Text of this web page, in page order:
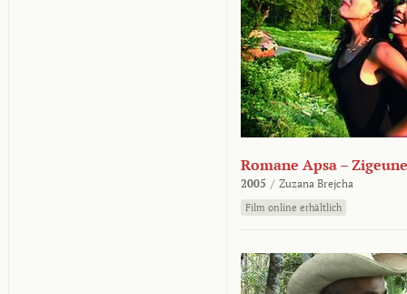
Romane Apsa –
2005 / Zuzana Brejcha
Film online erhältlich